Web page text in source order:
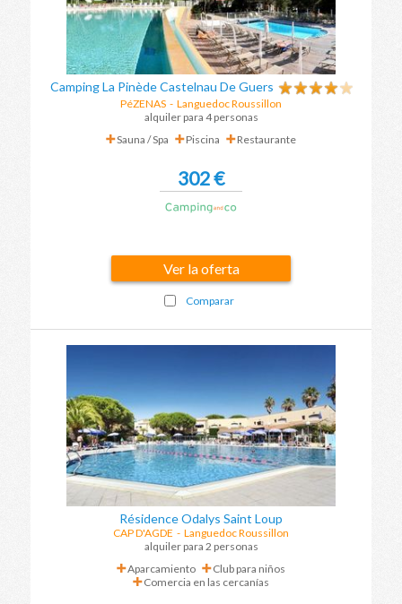
Camping La Pinède Castelnau De Guers
PéZENAS - Languedoc Roussillon
alquiler para 4 personas
Sauna / Spa
Piscina Restaurante
302 €
Ver la oferta
Comparar
Résidence Odalys Saint Loup
CAP D'AGDE - Languedoc Roussillon
alquiler para 2 personas
Aparcamiento
Club para niños
Comercia en las cercanías